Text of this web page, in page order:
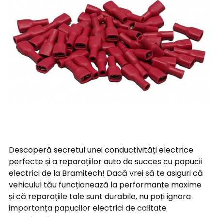
Descoperă secretul unei conductivități electrice
perfecte și a reparațiilor auto de succes cu papucii
electrici de la Bramitech! Dacă vrei să te asiguri că
vehiculul tău funcționează la performanțe maxime
și că reparațiile tale sunt durabile, nu poți ignora
importanța papucilor electrici de calitate